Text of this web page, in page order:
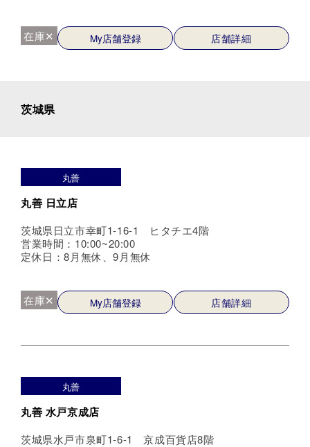
在庫✕ My店舗登録 店舗詳細
茨城県
丸善
丸善 日立店
茨城県日立市幸町1-16-1 ヒタチエ4階
営業時間：10:00~20:00
定休日：8月無休、9月無休
在庫✕ My店舗登録 店舗詳細
丸善
丸善 水戸京成店
茨城県水戸市泉町1-6-1 京成百貨店8階